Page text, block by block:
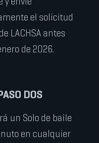
el solicitud
LACHSA antes
de 2026.
DOS
un Solo de baile
en cualquier